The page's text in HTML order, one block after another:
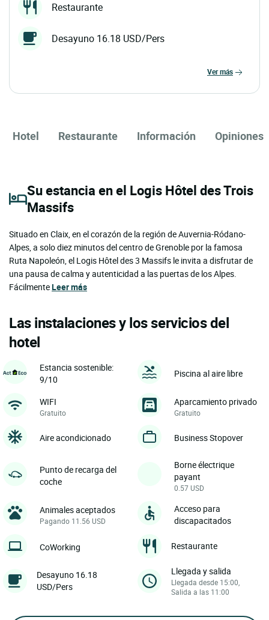
Restaurante
Desayuno 16.18 USD/Pers
ver más
Hotel Restaurante Información Opiniones
Su estancia en el Logis Hôtel des Trois
Massifs
Situado en Claix, en el corazón de la región de Auvernia-Ródano-
Alpes, a solo diez minutos del centro de Grenoble por la famosa
Ruta Napoleón, el Logis Hôtel des 3 Massifs le invita a disfrutar de
una pausa de calma y autenticidad a las puertas de los Alpes.
FácilmenteLeer más
Las instalaciones y los servicios del
hotel
Estancia sostenible:
9/10
Piscina al aire libre
WIFI
Gratuito
Aparcamiento privado
Gratuito
Aire acondicionado Business Stopover
Punto de recarga del
coche
Borne électrique
payant
0.57 USD
Animales aceptados
Pagando 11.56 USD
Acceso para
discapacitados
CoWorking Restaurante
Desayuno 16.18
USD/Pers
Llegada y salida
Llegada desde 15:00,
Salida a las 11:00